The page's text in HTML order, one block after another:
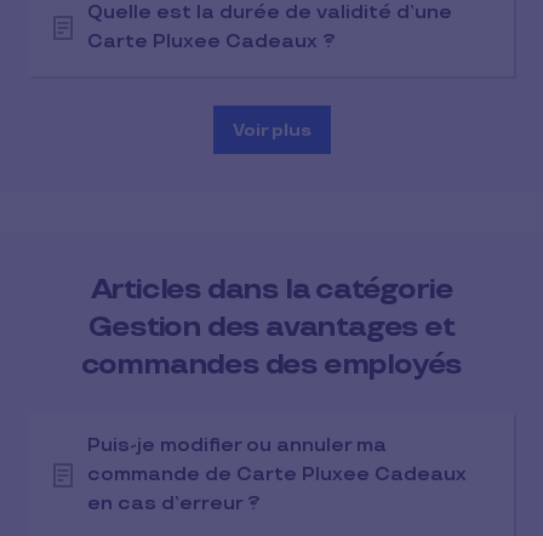
Quelle est la durée de validité d’une
Carte Pluxee Cadeaux ?
Voir plus
Articles dans la catégorie
Gestion des avantages et
commandes des employés
Puis-je modifier ou annuler ma
commande de Carte Pluxee Cadeaux
en cas d’erreur ?